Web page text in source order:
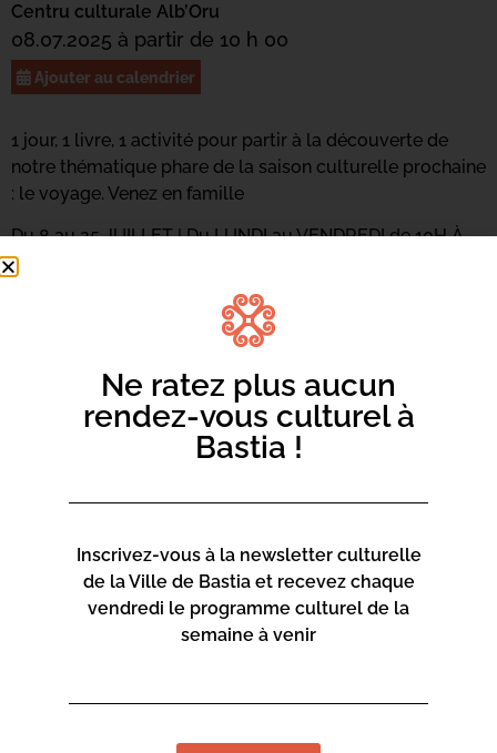
Centru culturale Alb’Oru
08.07.2025 à partir de 10 h 00
Ajouter au calendrier
1 jour, 1 livre, 1 activité pour partir à la découverte de
notre thématique phare de la saison culturelle prochaine
: le voyage. Venez en famille
Du 8 au 25 JUILLET | Du LUNDI au VENDREDI de 10H À
11H30
ans inscription.
Ne ratez plus aucun
rendez-vous culturel à
Bastia !
Inscrivez-vous à la newsletter culturelle
de la Ville de Bastia et recevez chaque
vendredi le programme culturel de la
semaine à venir